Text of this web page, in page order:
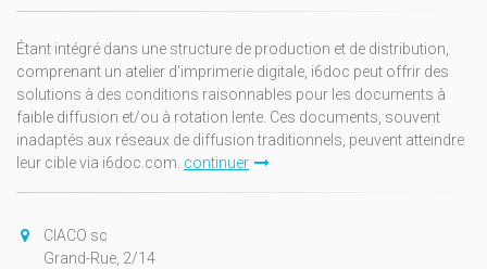
Étant intégré dans une structure de production et de distribution,
comprenant un atelier d'imprimerie digitale, i6doc peut offrir des
solutions à des conditions raisonnables pour les documents à
faible diffusion et/ou à rotation lente. Ces documents, souvent
inadaptés aux réseaux de diffusion traditionnels, peuvent atteindre
leur cible via i6doc.com. continuer
CIACO sc
Grand-Rue, 2/14